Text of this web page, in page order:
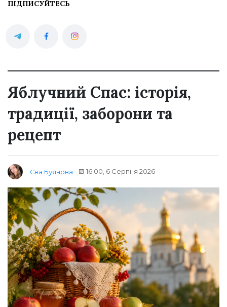
ПІДПИСУЙТЕСЬ
Яблучний Спас: історія,
традиції, заборони та
рецепт
Єва Буянова 16:00, 6 Серпня 2026